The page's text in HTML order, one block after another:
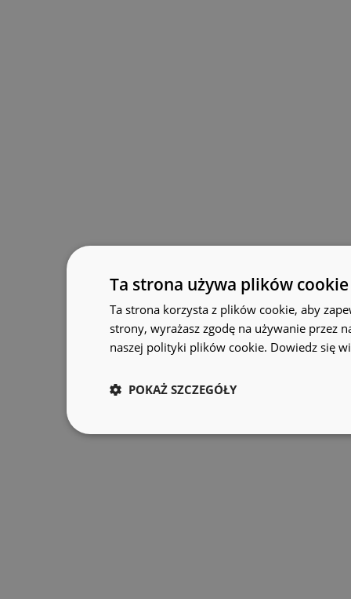
Ta strona używa plików cookie
Ta strona korzysta z plików cookie, aby
strony, wyrażasz zgodę na używanie przez
naszej polityki plików cookie. Dowiedz się
POKAŻ SZCZEGÓŁY